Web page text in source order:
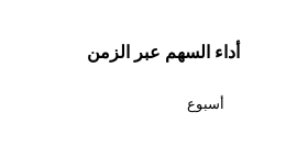
أداء السهم عبر الزمن
أسبوع